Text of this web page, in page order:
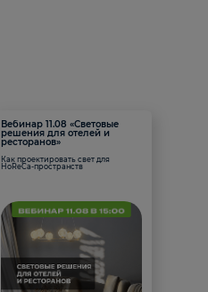
Вебинар 11.08 «Световые
решения для отелей и
ресторанов»
Как проектировать свет для
HoReCa-пространств